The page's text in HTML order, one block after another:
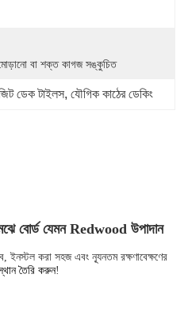
বা শক্ত কাগজ সঙ্কুচিত
ডেক টাইলস, যৌগিক কাঠের ডেকিং
বোর্ড যেমন Redwood উপাদান
ইনস্টল করা সহজ এবং ন্যূনতম রক্ষণাবেক্ষণের
তৈরি করুন!